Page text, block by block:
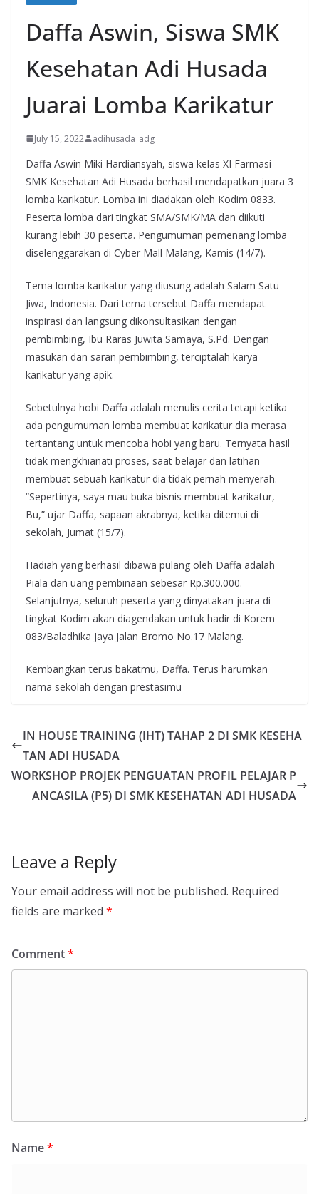
Daffa Aswin, Siswa SMK
Kesehatan Adi Husada
Juarai Lomba Karikatur
July 15, 2022 adihusada_adg
Daffa Aswin Miki Hardiansyah, siswa kelas XI Farmasi
SMK Kesehatan Adi Husada berhasil mendapatkan juara 3
lomba karikatur. Lomba ini diadakan oleh Kodim 0833.
Peserta lomba dari tingkat SMA/SMK/MA dan diikuti
kurang lebih 30 peserta. Pengumuman pemenang lomba
diselenggarakan di Cyber Mall Malang, Kamis (14/7).
Tema lomba karikatur yang diusung adalah Salam Satu
Jiwa, Indonesia. Dari tema tersebut Daffa mendapat
inspirasi dan langsung dikonsultasikan dengan
pembimbing, Ibu Raras Juwita Samaya, S.Pd. Dengan
masukan dan saran pembimbing, terciptalah karya
karikatur yang apik.
Sebetulnya hobi Daffa adalah menulis cerita tetapi ketika
ada pengumuman lomba membuat karikatur dia merasa
tertantang untuk mencoba hobi yang baru. Ternyata hasil
tidak mengkhianati proses, saat belajar dan latihan
membuat sebuah karikatur dia tidak pernah menyerah.
“Sepertinya, saya mau buka bisnis membuat karikatur,
Bu,” ujar Daffa, sapaan akrabnya, ketika ditemui di
sekolah, Jumat (15/7).
Hadiah yang berhasil dibawa pulang oleh Daffa adalah
Piala dan uang pembinaan sebesar Rp.300.000.
Selanjutnya, seluruh peserta yang dinyatakan juara di
tingkat Kodim akan diagendakan untuk hadir di Korem
083/Baladhika Jaya Jalan Bromo No.17 Malang.
Kembangkan terus bakatmu, Daffa. Terus harumkan
nama sekolah dengan prestasimu
IN HOUSE TRAINING (IHT) TAHAP 2 DI SMK KESEHA
TAN ADI HUSADA
WORKSHOP PROJEK PENGUATAN PROFIL PELAJAR P
ANCASILA (P5) DI SMK KESEHATAN ADI HUSADA
Leave a Reply
Your email address will not be published. Required
fields are marked *
Comment*
Name*